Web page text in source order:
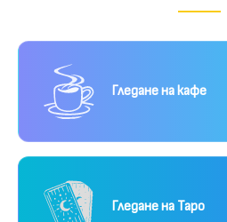
Гледане на кафе
Гледане на Таро